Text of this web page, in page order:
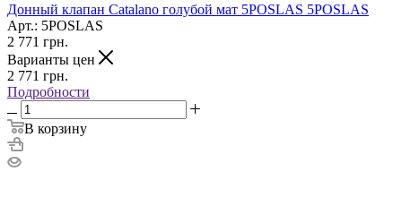
Донный клапан Catalano голубой мат 5POSLAS 5POSLAS
Арт.: 5POSLAS
2 771 грн.
Варианты цен
2 771 грн.
Подробности
В корзину